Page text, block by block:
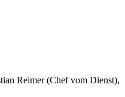
Reimer (Chef vom Dienst),